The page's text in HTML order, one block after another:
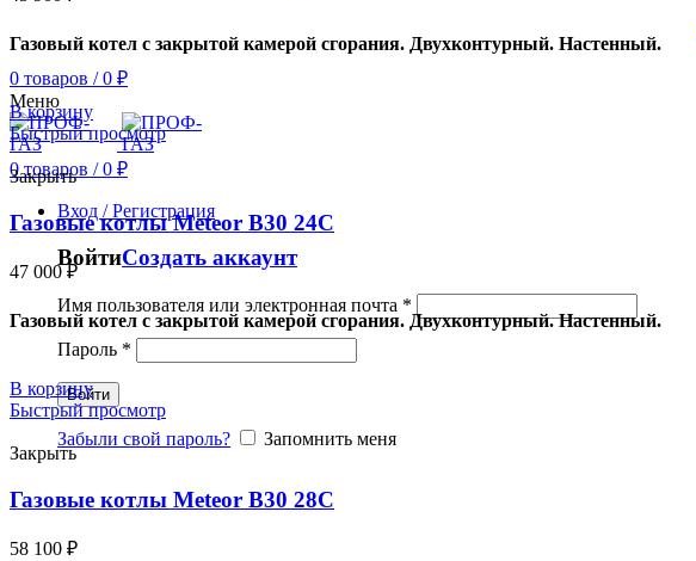
0 товаров / 0 ₽
Меню
0товаров / 0 ₽
Вход / Регистрация
ВойтиСоздать аккаунт
Имя пользователя или электронная почта *
Пароль *
Войти
Забыли свой пароль? Запомнить меня
Газовый котел с закрытой камерой сгорания. Двухконтурный. Настенный.
В корзину
Быстрый просмотр
Закрыть
Газовые котлы Meteor B30 24C
47 000₽
Газовый котел с закрытой камерой сгорания. Двухконтурный. Настенный.
В корзину
Быстрый просмотр
Закрыть
Газовые котлы Meteor B30 28C
58 100 ₽